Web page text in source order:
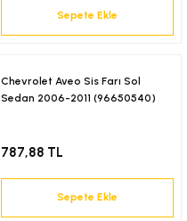
Sepete Ekle
Chevrolet Aveo Sis Farı Sol
Sedan 2006-2011 (96650540)
787,88 TL
Sepete Ekle